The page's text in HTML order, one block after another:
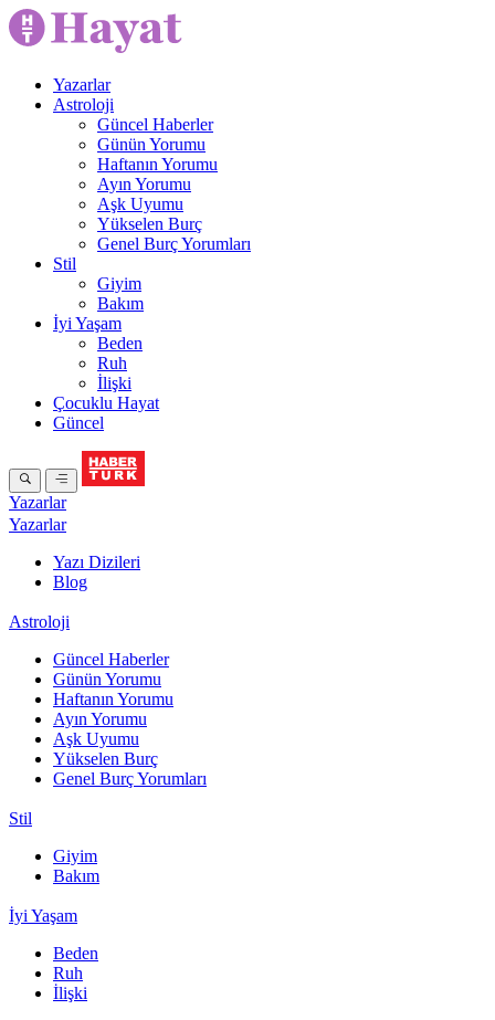
Yazarlar
Astroloji
Güncel Haberler
Günün Yorumu
Haftanın Yorumu
Ayın Yorumu
Aşk Uyumu
Yükselen Burç
Genel Burç Yorumları
Stil
Giyim
Bakım
İyi Yaşam
Beden
Ruh
İlişki
Çocuklu Hayat
Güncel
Yazarlar
Yazarlar
Yazı Dizileri
Blog
Astroloji
Güncel Haberler
Günün Yorumu
Haftanın Yorumu
Ayın Yorumu
Aşk Uyumu
Yükselen Burç
Genel Burç Yorumları
Stil
Giyim
Bakım
İyi Yaşam
Beden
Ruh
İlişki